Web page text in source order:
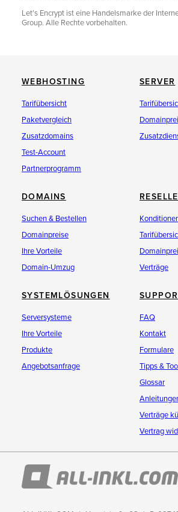
Let’s Encrypt ist eine Handelsmarke der
Group. Alle Rechte vorbehalten.
WEBHOSTING
Tarifübersicht
Paketvergleich
Zusatzdomains
Test-Account
Partnerprogramm
SERVER
DOMAINS
Suchen & Bestellen
Domainpreise
Ihre Vorteile
Domain-Umzug
Verträge
SYSTEMLÖSUNGEN
Serversysteme
Ihre Vorteile
Produkte
Angebotsanfrage
FAQ
Kontakt
Formulare
Tipps &
Glossar
Verträge
Vertrag